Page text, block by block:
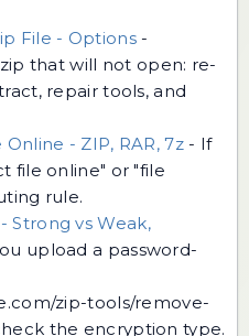
File - Options-
that will not open: re-
repair tools, and
- ZIP, RAR, 7z- If
file online" or "file
rule.
Strong vs Weak,
upload a password-
zip-tools/remove-
the encryption type.